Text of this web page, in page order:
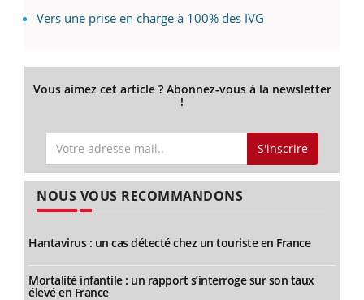
Vers une prise en charge à 100% des IVG
Vous aimez cet article ? Abonnez-vous à la newsletter
!
S'inscrire
NOUS VOUS RECOMMANDONS
Hantavirus : un cas détecté chez un touriste en France
Mortalité infantile : un rapport s’interroge sur son taux
élevé en France